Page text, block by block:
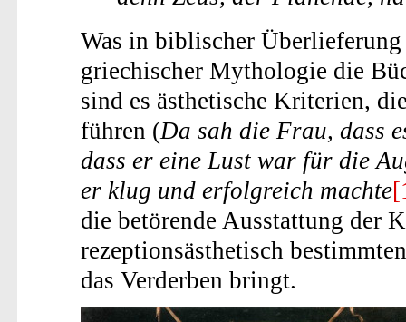
Was in biblischer
griechischer Mythologie die
sind es ästhetische Kriterien,
führen (Da sah die Frau, dass
dass er eine Lust war für die
er klug und erfolgreich machte
die betörende Ausstattung der
rezeptionsästhetisch
das Verderben bringt.